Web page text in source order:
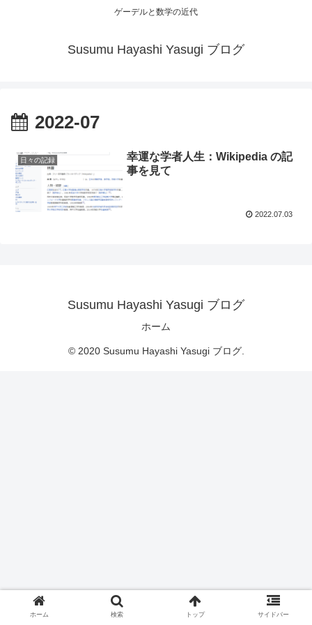
ゲーデルと数学の近代
Susumu Hayashi Yasugi ブログ
2022-07
日々の記録
幸運な学者人生：Wikipedia の記
事を見て
2022.07.03
Susumu Hayashi Yasugi ブログ
ホーム
© 2020 Susumu Hayashi Yasugi ブログ.
ホーム 検索 トップ サイドバー